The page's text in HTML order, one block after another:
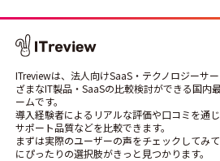
ITreviewは、法人向けSaaS・テクノロジーサ
ざまなIT製品・SaaSの比較検討ができる国内
ームです。
導入経験者によるリアルな評価や口コミを通
サポート品質などを比較できます。
まずは実際のユーザーの声をチェックしてみ
にぴったりの選択肢がきっと見つかります。